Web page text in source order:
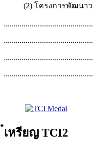
(2) โครงการพัฒนาวา
๋เหรียญ TCI2